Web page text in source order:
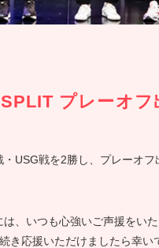
プレーオフ
USG戦を2勝し、プレーオ
、いつも心強いご声援をい
き応援いただけましたら幸い